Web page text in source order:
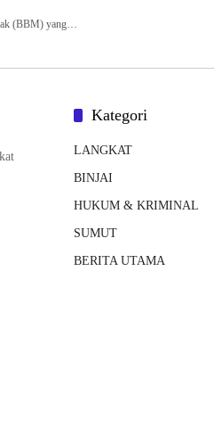
(BBM) yang…
Kategori
LANGKAT
BINJAI
HUKUM & KRIMINAL
SUMUT
BERITA UTAMA